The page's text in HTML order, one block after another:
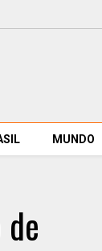
MUNDO